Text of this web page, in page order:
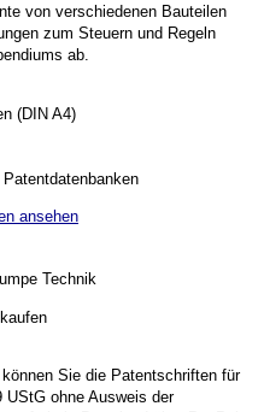
von verschiedenen Bauteilen
zum Steuern und Regeln
ab.
(DIN A4)
ansehen
Sie die Patentschriften für
UStG ohne Ausweis der